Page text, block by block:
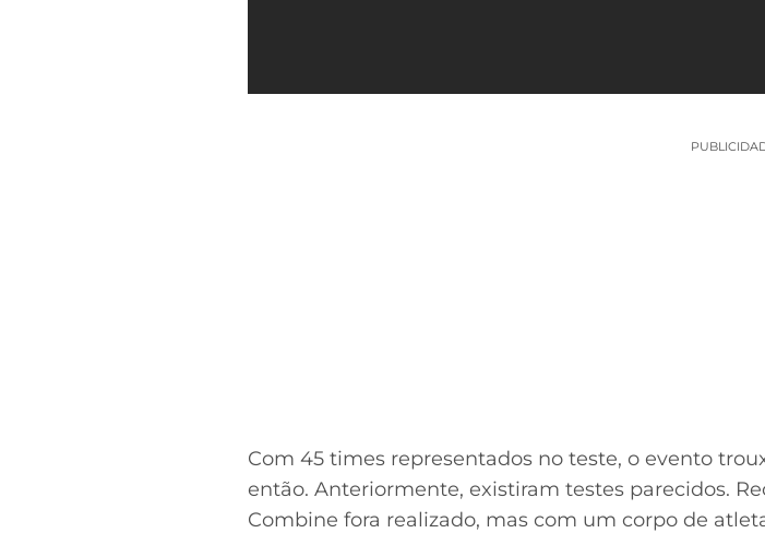
Com 45 times representados no teste, o evento
então. Anteriormente, existiram testes parecidos.
Combine fora realizado, mas com um corpo de